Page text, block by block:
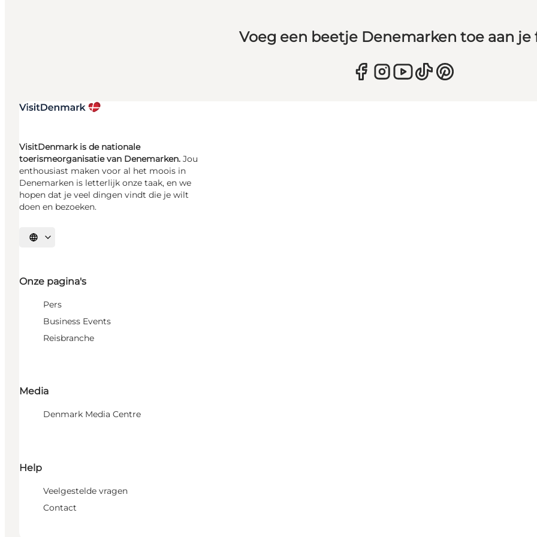
Voeg een beetje Denemarken toe aan je
VisitDenmark is de nationale
toerismeorganisatie van Denemarken. Jou
enthousiast maken voor al het moois in
Denemarken is letterlijk onze taak, en we
hopen dat je veel dingen vindt die je wilt
doen en bezoeken.
Selecteer taal
Onze pagina's
Pers
Business Events
Reisbranche
Media
Denmark Media Centre
Help
Veelgestelde vragen
Contact